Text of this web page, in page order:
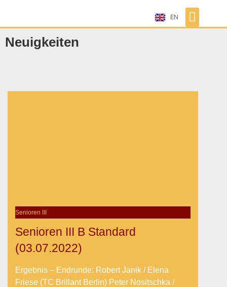
EN
Neuigkeiten
Senioren III
Senioren III B Standard
(03.07.2022)
Ergebnis – Endrunde: Robert Janik / Elena
Friese (TC Brillant Berlin) Peter Nositschka /